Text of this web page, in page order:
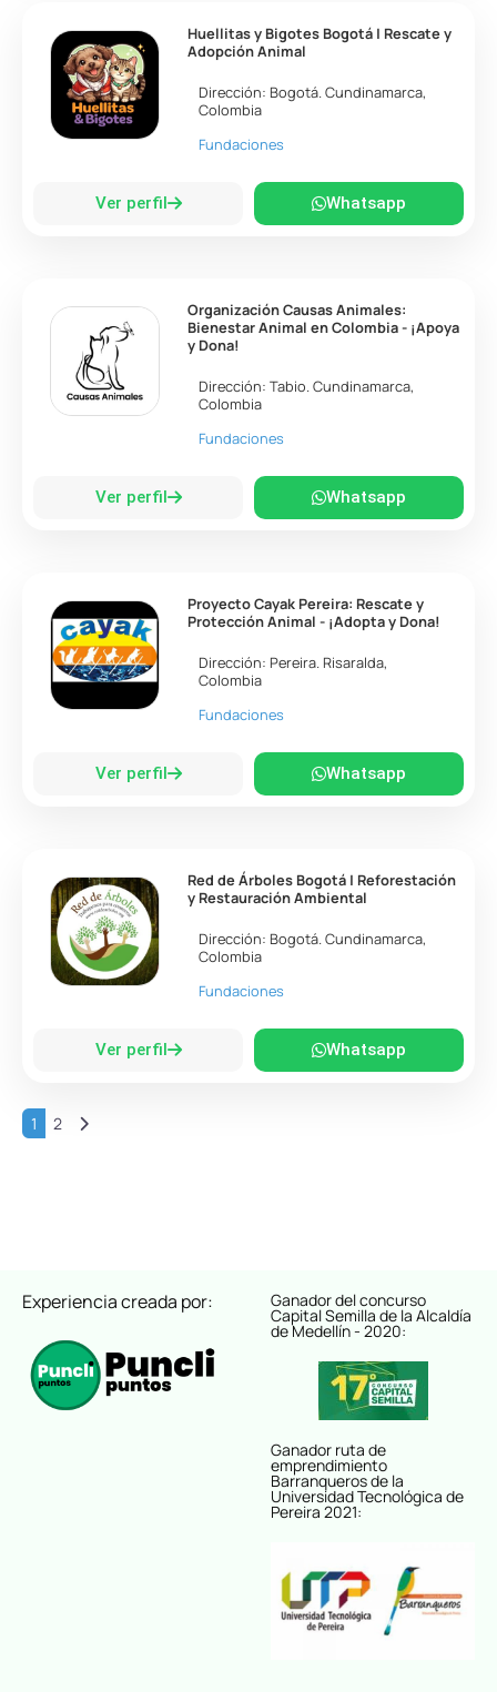
Huellitas y Bigotes Bogotá | Rescate y
Adopción Animal
Dirección: Bogotá.Cundinamarca,
Colombia
Fundaciones
Ver perfil Whatsapp
Organización Causas Animales:
Bienestar Animal en Colombia - ¡Apoya
y Dona!
Dirección:Tabio.Cundinamarca,
Colombia
Fundaciones
Ver perfil Whatsapp
Proyecto Cayak Pereira: Rescate y
Protección Animal - ¡Adopta y Dona!
Dirección: Pereira. Risaralda,
Colombia
Fundaciones
Ver perfil Whatsapp
Red de Árboles Bogotá | Reforestación
y Restauración Ambiental
Dirección: Bogotá.Cundinamarca,
Colombia
Fundaciones
Ver perfil Whatsapp
1 2 Entradas anteriores
Experiencia creada por: Ganador del concurso
Capital Semilla de la Alcaldía
de Medellín - 2020:
Ganador ruta de
emprendimiento
Barranqueros de la
Universidad Tecnológica de
Pereira 2021: